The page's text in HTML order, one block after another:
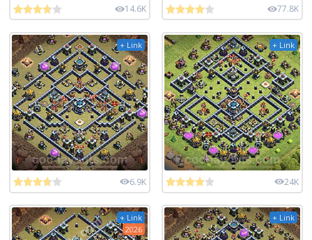
14.6K 77.8K
+ Link
6.9K
+ Link
24K
+ Link
2026
+ Link